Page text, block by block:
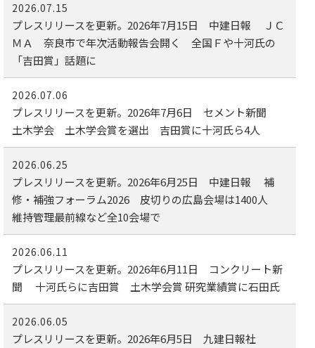
2026.07.15
プレスリリースを更新。2026年7月15日 中建日報 ＪＣ
ＭＡ 奈良市で年次活動報告会開く 全国Ｆや十河氏の
「吉田賞」話題に
2026.07.06
プレスリリースを更新。2026年7月6日 セメント新聞
土木学会 土木学会賞を選出 吉田賞に十河氏ら4人
2026.06.25
プレスリリースを更新。2026年6月25日 中建日報 補
修・補強フォーラム2026 皮切りの広島会場は1400人
維持管理最前線など全10会場で
2026.06.11
プレスリリースを更新。2026年6月11日 コンクリート新
聞 十河氏らに吉田賞 土木学会賞 研究業績賞に石田氏
2026.06.05
プレスリリースを更新。2026年6月5日 九建日報社